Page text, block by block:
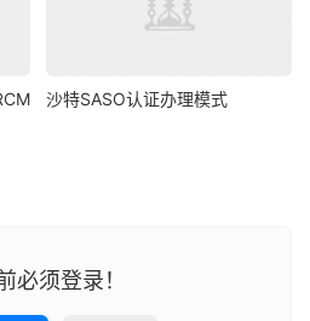
沙特SASO认证办理模式
必须登录！